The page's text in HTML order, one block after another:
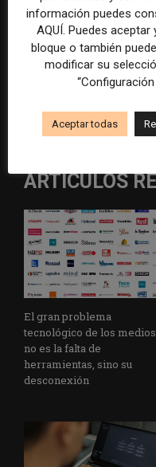
Artículo anterior
Un informe alerta de la
por presiones políticas y
financieras
ARTÍCULOS
El gran problema
tecnológico de los
no es la falta de
herramientas, sino su
desconexión
información puedes
AQUÍ. Puedes
bloque o también
modificar su
Aceptar todas